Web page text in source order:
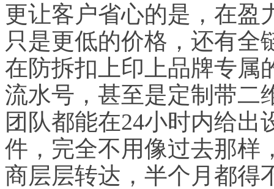
更让客户省心的是，在盈
只是更低的价格，还有全
在防拆扣上印上品牌专属
流水号，甚至是定制带二
团队都能在24小时内给
件，完全不用像过去那样
商层层转达，半个月都得